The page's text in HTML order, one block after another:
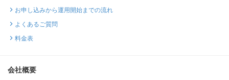
お申し込みから運用開始までの流れ
よくあるご質問
料金表
会社概要